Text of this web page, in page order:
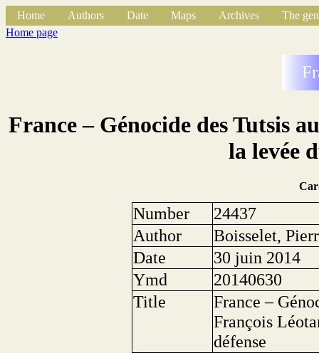
Home Authors Date Maps Archives
The
Home page
France – Génocide des Tutsis
la levée
Number
24437
Author
Boisselet,
Date
30 juin 2014
Ymd
20140630
Title
France –
François
défense